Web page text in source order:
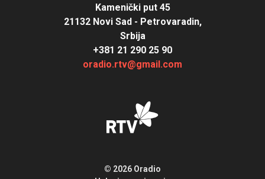
Kamenički put 45
21132 Novi Sad - Petrovaradin,
Srbija
+381 21 290 25 90
oradio.rtv@gmail.com
© 2026 Oradio